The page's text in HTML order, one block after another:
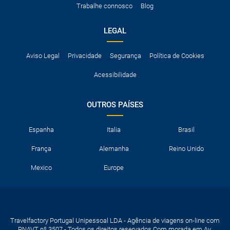
Trabalhe connosco Blog
LEGAL
Aviso Legal Privacidade Segurança Política de Cookies
Acessibilidade
OUTROS PAÍSES
Espanha Italia Brasil
França Alemanha Reino Unido
Mexico Europe
Travelfactory Portugal Unipessoal LDA - Agência de viagens on-line com